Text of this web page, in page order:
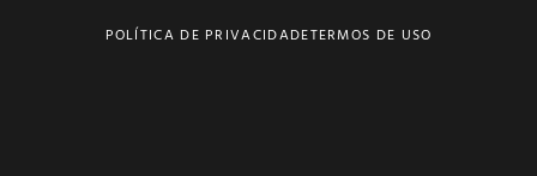
POLÍTICA DE PRIVACIDADETERMOS DE USO